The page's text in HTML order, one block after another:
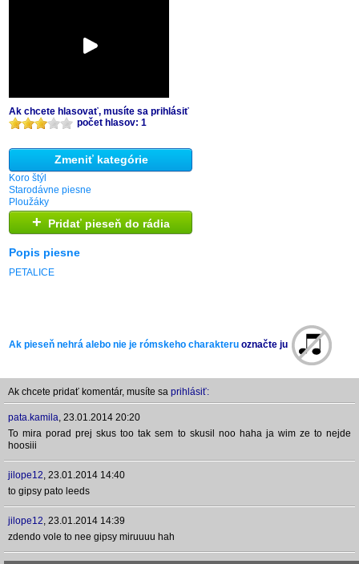
Ak chcete hlasovať, musíte sa prihlásiť
počet hlasov: 1
Zmeniť kategórie
Koro štýl
Starodávne piesne
Ploužáky
+ Pridať pieseň do rádia
Popis piesne
PETALICE
Ak pieseň nehrá alebo nie je rómskeho charakteru označte ju
Ak chcete pridať komentár, musíte sa prihlásiť:
pata.kamila, 23.01.2014 20:20
To mira porad prej skus too tak sem to skusil noo haha ja wim ze to nejde
hoosiii
jilope12, 23.01.2014 14:40
to gipsy pato leeds
jilope12, 23.01.2014 14:39
zdendo vole to nee gipsy miruuuu hah